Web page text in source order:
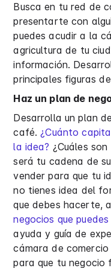
Busca en tu red de
presentarte con
puedes acudir a la
agricultura de tu
información.
principales figuras
Haz un plan de
Desarrolla un plan
café.¿Cuánto
la idea? ¿Cuáles
será tu cadena de
vender para que tu
no tienes idea del
que debes hacerte,
negocios que puedes
ayuda y guía de
cámara de
para que tu negocio